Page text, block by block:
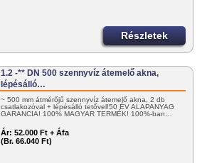
Részletek
1.2 -** DN 500 szennyvíz átemelő akna,
lépésálló…
~ 500 mm átmérőjű szennyvíz átemelő akna, 2 db
csatlakozóval + lépésálló tetővel!50 ÉV ALAPANYAG
GARANCIA! 100% MAGYAR TERMÉK! 100%-ban…
Ár: 52.000 Ft + Áfa
(Br. 66.040 Ft)